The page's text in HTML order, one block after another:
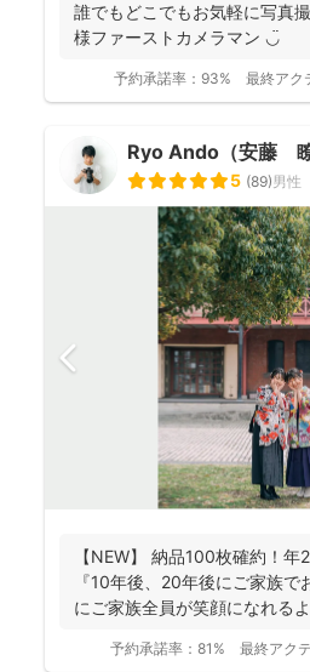
誰でもどこでもお気軽に写真
様ファーストカメラマン ◡̈
予約承諾率： 93% 最終アク
Ryo Ando（安藤 瞭
5 (89)男性
【NEW】 納品100枚確約！
『10年後、20年後にご家族で
にご家族全員が笑顔になれる
予約承諾率： 81% 最終アク